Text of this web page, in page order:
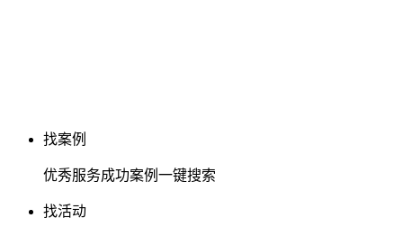
找案例
优秀服务成功案例一键搜索
找活动